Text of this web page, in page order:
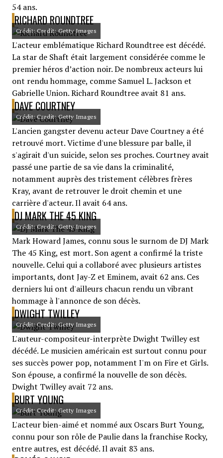
54 ans.
RICHARD ROUNDTREE
Crédit: Credit: Getty Images
L'acteur emblématique Richard Roundtree est décédé.
La star de Shaft était largement considérée comme le
premier héros d’action noir. De nombreux acteurs lui
ont rendu hommage, comme Samuel L. Jackson et
Gabrielle Union. Richard Roundtree avait 81 ans.
DAVE COURTNEY
Crédit: Credit: Getty Images
L'ancien gangster devenu acteur Dave Courtney a été
retrouvé mort. Victime d'une blessure par balle, il
s'agirait d'un suicide, selon ses proches. Courtney avait
passé une partie de sa vie dans la criminalité,
notamment auprès des tristement célèbres frères
Kray, avant de retrouver le droit chemin et une
carrière d'acteur. Il avait 64 ans.
DJ MARK THE 45 KING
Crédit: Credit: Getty Images
Mark Howard James, connu sous le surnom de DJ Mark
The 45 King, est mort. Son agent a confirmé la triste
nouvelle. Celui qui a collaboré avec plusieurs artistes
importants, dont Jay-Z et Eminem, avait 62 ans. Ces
derniers lui ont d'ailleurs chacun rendu un vibrant
hommage à l'annonce de son décès.
DWIGHT TWILLEY
Crédit: Credit: Getty Images
L'auteur-compositeur-interprète Dwight Twilley est
décédé. Le musicien américain est surtout connu pour
ses succès power pop, notamment I'm on Fire et Girls.
Son épouse, a confirmé la nouvelle de son décès.
Dwight Twilley avait 72 ans.
BURT YOUNG
Crédit: Credit: Getty Images
L'acteur bien-aimé et nommé aux Oscars Burt Young,
connu pour son rôle de Paulie dans la franchise Rocky,
entre autres, est décédé. Il avait 83 ans.